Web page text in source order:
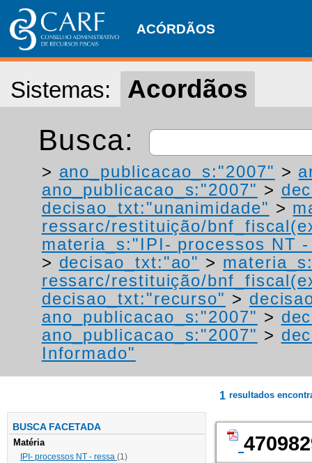
ACÓRDÃOS
Sistemas: Acordãos
Busca:
> ano_publicacao_s:"2007" >
ano_publicacao_s:"2007" >
decisao_txt:"unanimidade" >
ressarc/restituição/
materia_s:"IPI- processos NT
> decisao_txt:"ao" >
ressarc/restituição/
decisao_txt:"recurso" >
ano_publicacao_s:"2007" >
ano_publicacao_s:"2007" >
Informado"
BUSCA FACETADA
Matéria
IPI- processos NT - ressa (1)
1 resultados